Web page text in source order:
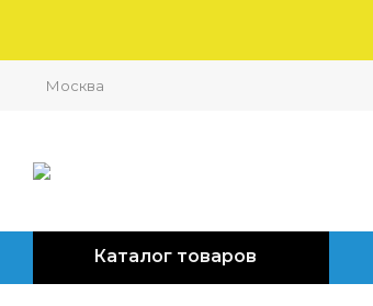
Москва
Каталог товаров